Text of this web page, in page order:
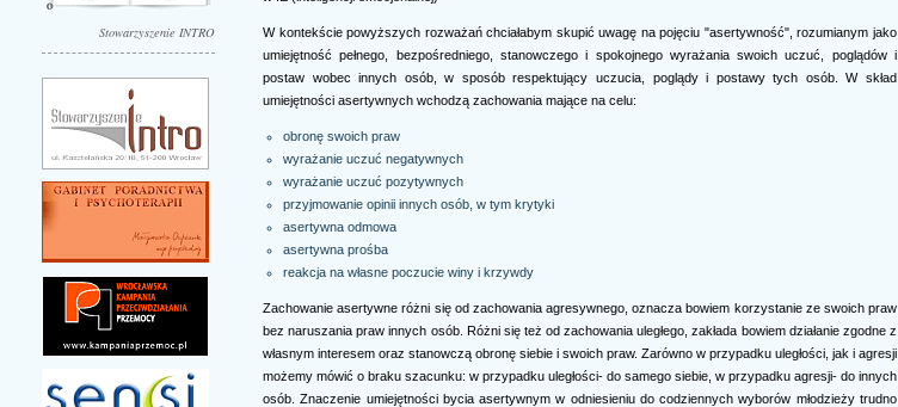
Stowarzyszenie INTRO
W kontekście powyższych rozważań chciałabym skupić uwagę na pojęciu "asertywność", rozumianym jako
umiejętność pełnego, bezpośredniego, stanowczego i spokojnego wyrażania swoich uczuć, poglądów i
postaw wobec innych osób, w sposób respektujący uczucia, poglądy i postawy tych osób. W skład
umiejętności asertywnych wchodzą zachowania mające na celu:
obronę swoich praw
wyrażanie uczuć negatywnych
wyrażanie uczuć pozytywnych
przyjmowanie opinii innych osób, w tym krytyki
asertywna odmowa
asertywna prośba
reakcja na własne poczucie winy i krzywdy
Zachowanie asertywne różni się od zachowania agresywnego, oznacza bowiem korzystanie ze swoich praw
bez naruszania praw innych osób. Różni się też od zachowania uległego, zakłada bowiem działanie zgodne z
własnym interesem oraz stanowczą obronę siebie i swoich praw. Zarówno w przypadku uległości, jak i agresji
możemy mówić o braku szacunku: w przypadku uległości- do samego siebie, w przypadku agresji- do innych
osób. Znaczenie umiejętności bycia asertywnym w odniesieniu do codziennych wyborów młodzieży trudno